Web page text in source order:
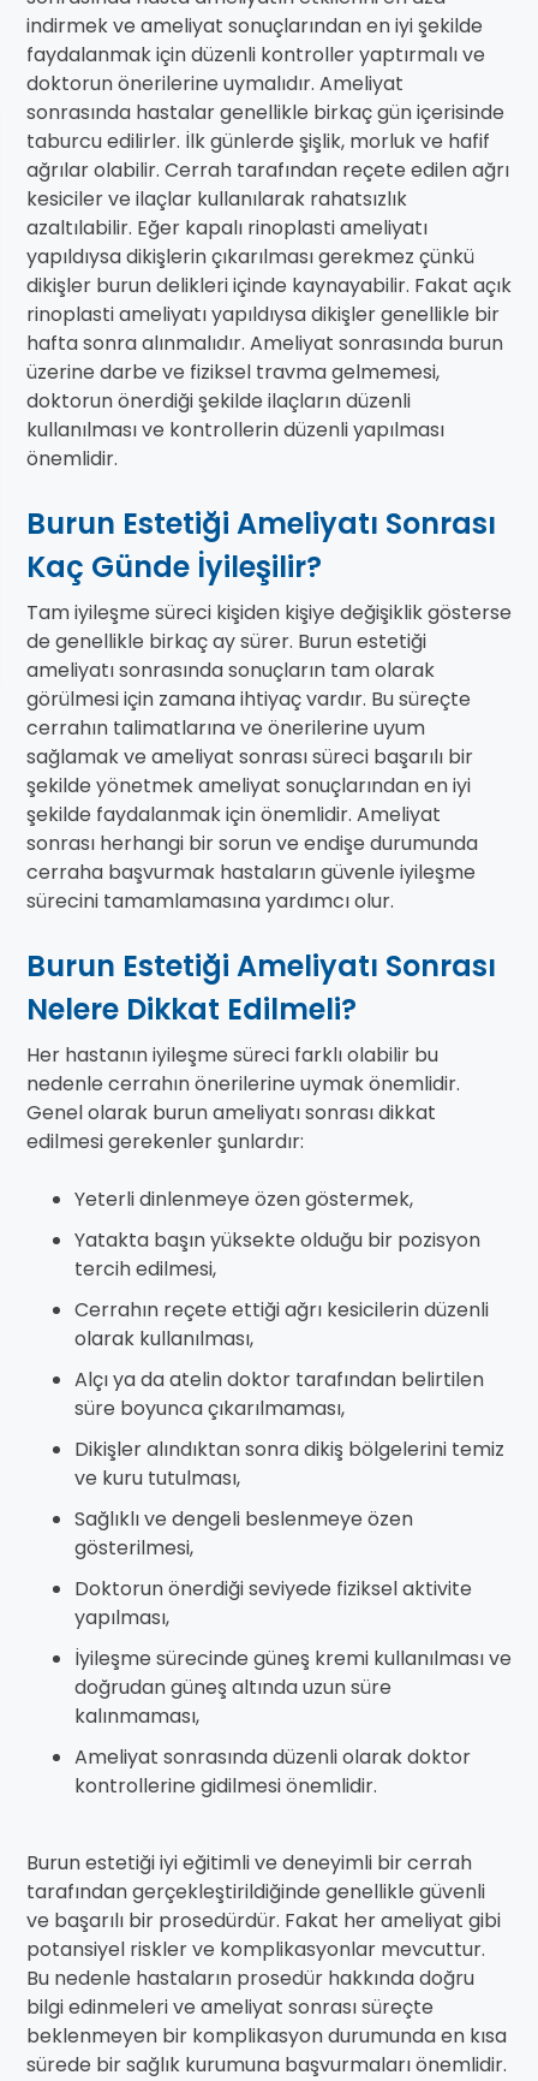
indirmek ve ameliyat sonuçlarından en iyi şekilde
faydalanmak için düzenli kontroller yaptırmalı ve
doktorun önerilerine uymalıdır. Ameliyat
sonrasında hastalar genellikle birkaç gün içerisinde
taburcu edilirler. İlk günlerde şişlik, morluk ve hafif
ağrılar olabilir. Cerrah tarafından reçete edilen ağrı
kesiciler ve ilaçlar kullanılarak rahatsızlık
azaltılabilir. Eğer kapalı rinoplasti ameliyatı
yapıldıysa dikişlerin çıkarılması gerekmez çünkü
dikişler burun delikleri içinde kaynayabilir. Fakat açık
rinoplasti ameliyatı yapıldıysa dikişler genellikle bir
hafta sonra alınmalıdır. Ameliyat sonrasında burun
üzerine darbe ve fiziksel travma gelmemesi,
doktorun önerdiği şekilde ilaçların düzenli
kullanılması ve kontrollerin düzenli yapılması
önemlidir.
Burun Estetiği Ameliyatı Sonrası
Kaç Günde İyileşilir?
Tam iyileşme süreci kişiden kişiye değişiklik gösterse
de genellikle birkaç ay sürer. Burun estetiği
ameliyatı sonrasında sonuçların tam olarak
görülmesi için zamana ihtiyaç vardır. Bu süreçte
cerrahın talimatlarına ve önerilerine uyum
sağlamak ve ameliyat sonrası süreci başarılı bir
şekilde yönetmek ameliyat sonuçlarından en iyi
şekilde faydalanmak için önemlidir. Ameliyat
sonrası herhangi bir sorun ve endişe durumunda
cerraha başvurmak hastaların güvenle iyileşme
sürecini tamamlamasına yardımcı olur.
Burun Estetiği Ameliyatı Sonrası
Nelere Dikkat Edilmeli?
Her hastanın iyileşme süreci farklı olabilir bu
nedenle cerrahın önerilerine uymak önemlidir.
Genel olarak burun ameliyatı sonrası dikkat
edilmesi gerekenler şunlardır:
Yeterli dinlenmeye özen göstermek,
Yatakta başın yüksekte olduğu bir pozisyon
tercih edilmesi,
Cerrahın reçete ettiği ağrı kesicilerin düzenli
olarak kullanılması,
Alçı ya da atelin doktor tarafından belirtilen
süre boyunca çıkarılmaması,
Dikişler alındıktan sonra dikiş bölgelerini temiz
ve kuru tutulması,
Sağlıklı ve dengeli beslenmeye özen
gösterilmesi,
Doktorun önerdiği seviyede fiziksel aktivite
yapılması,
İyileşme sürecinde güneş kremi kullanılması ve
doğrudan güneş altında uzun süre
kalınmaması,
Ameliyat sonrasında düzenli olarak doktor
kontrollerine gidilmesi önemlidir.
Burun estetiği iyi eğitimli ve deneyimli bir cerrah
tarafından gerçekleştirildiğinde genellikle güvenli
ve başarılı bir prosedürdür. Fakat her ameliyat gibi
potansiyel riskler ve komplikasyonlar mevcuttur.
Bu nedenle hastaların prosedür hakkında doğru
bilgi edinmeleri ve ameliyat sonrası süreçte
beklenmeyen bir komplikasyon durumunda en kısa
sürede bir sağlık kurumuna başvurmaları önemlidir.